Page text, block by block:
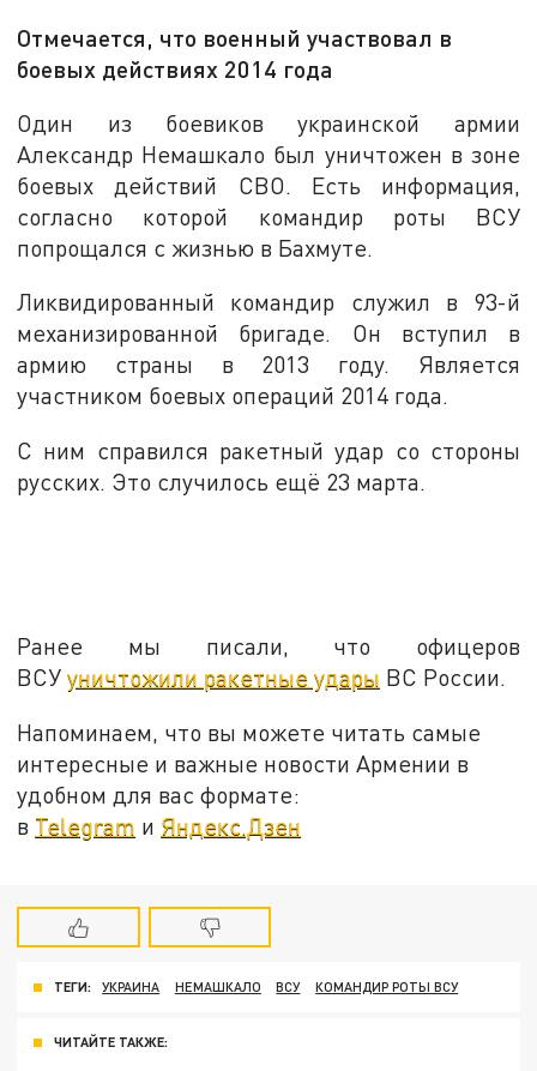
Отмечается, что военный участвовал в
боевых действиях 2014 года
Один из боевиков украинской армии
Александр Немашкало был уничтожен в зоне
боевых действий СВО. Есть информация,
согласно которой командир роты ВСУ
попрощался с жизнью в Бахмуте.
Ликвидированный командир служил в 93-й
механизированной бригаде. Он вступил в
армию страны в 2013 году. Является
участником боевых операций 2014 года.
С ним справился ракетный удар со стороны
русских. Это случилось ещё 23 марта.
Ранее мы писали, что офицеров
ВСУуничтожили ракетные удары ВС России.
Напоминаем, что вы можете читать самые
интересные и важные новости Армении в
удобном для вас формате:
в Telegram и Яндекс.Дзен
ТЕГИ: УКРАИНА НЕМАШКАЛО ВСУ КОМАНДИР РОТЫ ВСУ
ЧИТАЙТЕ ТАКЖЕ: